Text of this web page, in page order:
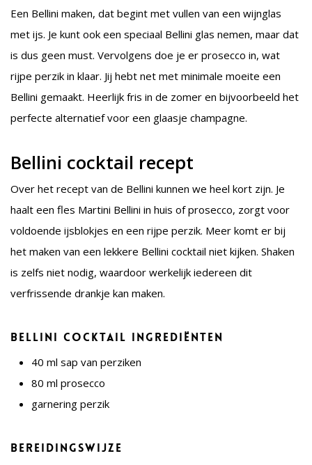
Een Bellini maken, dat begint met vullen van een wijnglas
met ijs. Je kunt ook een speciaal Bellini glas nemen, maar dat
is dus geen must. Vervolgens doe je er prosecco in, wat
rijpe perzik in klaar. Jij hebt net met minimale moeite een
Bellini gemaakt. Heerlijk fris in de zomer en bijvoorbeeld het
perfecte alternatief voor een glaasje champagne.
Bellini cocktail recept
Over het recept van de Bellini kunnen we heel kort zijn. Je
haalt een fles Martini Bellini in huis of prosecco, zorgt voor
voldoende ijsblokjes en een rijpe perzik. Meer komt er bij
het maken van een lekkere Bellini cocktail niet kijken. Shaken
is zelfs niet nodig, waardoor werkelijk iedereen dit
verfrissende drankje kan maken.
Bellini cocktail ingrediënten
40 ml sap van perziken
80 ml prosecco
garnering perzik
Bereidingswijze